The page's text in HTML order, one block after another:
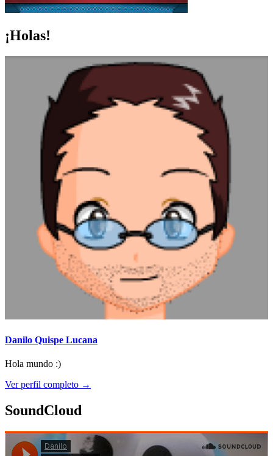
¡Holas!
Danilo Quispe Lucana
Hola mundo :)
Ver perfil completo →
SoundCloud